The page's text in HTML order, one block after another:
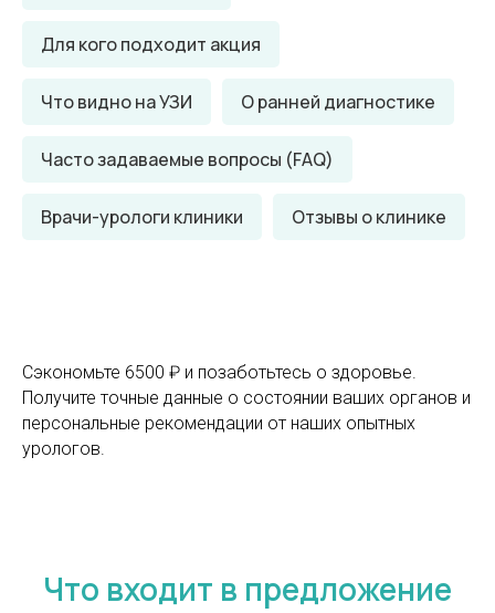
Для кого подходит акция
Что видно на УЗИ О ранней диагностике
Часто задаваемые вопросы (FAQ)
Врачи-урологи клиники Отзывы о клинике
Сэкономьте 6500 ₽ и позаботьтесь о здоровье.
Получите точные данные о состоянии ваших органов и
персональные рекомендации от наших опытных
урологов.
Что входит в предложение